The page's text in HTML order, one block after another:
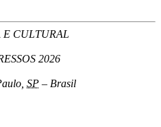
E CULTURAL
2026
SP – Brasil